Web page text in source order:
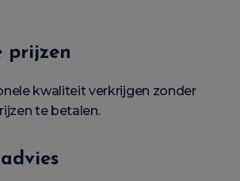
prijzen
kwaliteit verkrijgen zonder
te betalen.